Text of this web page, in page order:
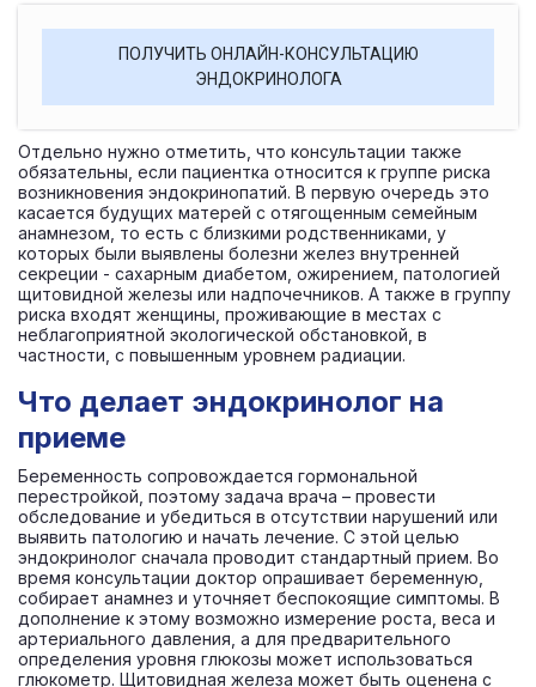
ПОЛУЧИТЬ ОНЛАЙН-КОНСУЛЬТАЦИЮ
ЭНДОКРИНОЛОГА
Отдельно нужно отметить, что консультации также
обязательны, если пациентка относится к группе риска
возникновения эндокринопатий. В первую очередь это
касается будущих матерей с отягощенным семейным
анамнезом, то есть с близкими родственниками, у
которых были выявлены болезни желез внутренней
секреции - сахарным диабетом, ожирением, патологией
щитовидной железы или надпочечников. А также в группу
риска входят женщины, проживающие в местах с
неблагоприятной экологической обстановкой, в
частности, с повышенным уровнем радиации.
Что делает эндокринолог на
приеме
Беременность сопровождается гормональной
перестройкой, поэтому задача врача – провести
обследование и убедиться в отсутствии нарушений или
выявить патологию и начать лечение. С этой целью
эндокринолог сначала проводит стандартный прием. Во
время консультации доктор опрашивает беременную,
собирает анамнез и уточняет беспокоящие симптомы. В
дополнение к этому возможно измерение роста, веса и
артериального давления, а для предварительного
определения уровня глюкозы может использоваться
глюкометр. Щитовидная железа может быть оценена с